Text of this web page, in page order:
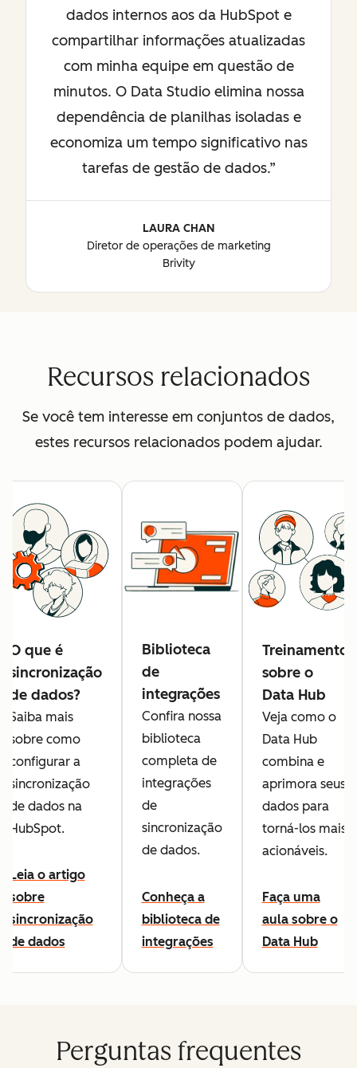
dados internos aos da HubSpot e
compartilhar informações atualizadas
com minha equipe em questão de
minutos. O Data Studio elimina nossa
dependência de planilhas isoladas e
economiza um tempo significativo nas
tarefas de gestão de dados.
LAURA CHAN
Diretor de operações de marketing
Brivity
Recursos relacionados
Se você tem interesse em conjuntos de dados,
estes recursos relacionados podem ajudar.
O que é
sincronização
de dados?
Saiba mais
sobre como
configurar a
sincronização
de dados na
HubSpot.
Leia o artigo
sobre
sincronização
de dados
Biblioteca
de
integrações
Confira nossa
biblioteca
completa de
integrações
de
sincronização
de dados.
Conheça a
biblioteca de
integrações
Treinamento
sobre o
Data Hub
Veja como o
Data Hub
combina e
aprimora seus
dados para
torná-los mais
acionáveis.
Faça uma
aula sobre o
Data Hub
Perguntas frequentes